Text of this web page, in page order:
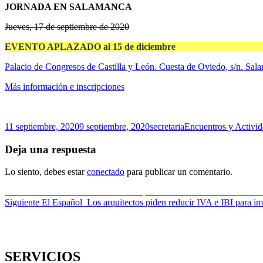
JORNADA EN SALAMANCA
Jueves, 17 de septiembre de 2020
EVENTO APLAZADO al 15 de diciembre
Palacio de Congresos de Castilla y León. Cuesta de Oviedo, s/n.
Más información e inscripciones
Publicado
11 septiembre, 20209 septiembre, 2020Autor
secretariaCategorías
Encuentros y
Deja una respuesta
Lo siento, debes estarconectado para publicar un comentario.
Navegación
de
anterior:
Siguiente Entrada
El Español_Los arquitectos piden reducir IVA e IBI para
SERVICIOS